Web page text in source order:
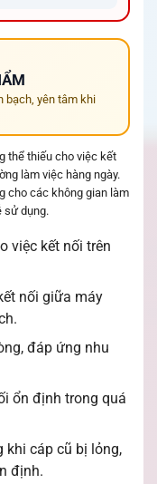
bạch, yên tâm khi
thể thiếu cho việc kết
làm việc hàng ngày.
cho các không gian làm
sử dụng.
việc kết nối trên
nối giữa máy
đáp ứng nhu
ổn định trong quá
khi cáp cũ bị lỏng,
định.